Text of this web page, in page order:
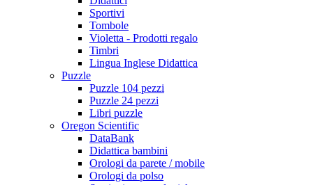
Sportivi
Tombole
Violetta - Prodotti regalo
Timbri
Lingua Inglese Didattica
Puzzle
Puzzle 104 pezzi
Puzzle 24 pezzi
Libri puzzle
Oregon Scientific
DataBank
Didattica bambini
Orologi da parete / mobile
Orologi da polso